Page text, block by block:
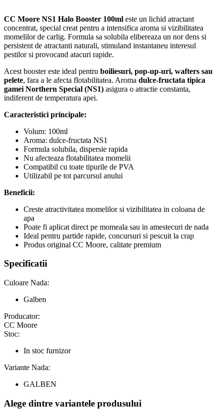
CC Moore NS1 Halo Booster 100ml este un lichid atractant
concentrat, special creat pentru a intensifica aroma si vizibilitatea
momelilor de carlig. Formula sa solubila elibereaza un nor dens si
persistent de atractanti naturali, stimuland instantaneu interesul
pestilor si provocand atacuri rapide.
Acest booster este ideal pentru boiliesuri, pop-up-uri, wafters sau
pelete, fara a le afecta flotabilitatea. Aroma dulce-fructata tipica
gamei Northern Special (NS1) asigura o atractie constanta,
indiferent de temperatura apei.
Caracteristici principale:
Volum: 100ml
Aroma: dulce-fructata NS1
Formula solubila, dispersie rapida
Nu afecteaza flotabilitatea momelii
Compatibil cu toate tipurile de PVA
Utilizabil pe tot parcursul anului
Beneficii:
Creste atractivitatea momelilor si vizibilitatea in coloana de
apa
Poate fi aplicat direct pe momeala sau in amestecuri de nada
Ideal pentru partide rapide, concursuri si pescuit la crap
Produs original CC Moore, calitate premium
Specificatii
Culoare Nada:
Galben
Producator:
CC Moore
Stoc:
In stoc furnizor
Variante Nada:
GALBEN
Alege dintre variantele produsului